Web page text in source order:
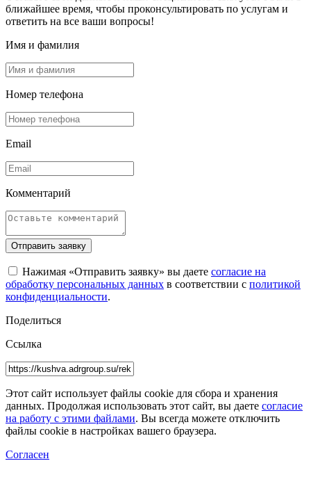
ближайшее время, чтобы проконсультировать по услугам и
ответить на все ваши вопросы!
Имя и фамилия
Номер телефона
Email
Комментарий
Отправить заявку
Нажимая «Отправить заявку» вы даете согласие на
обработку персональных данных в соответствии с политикой
конфиденциальности.
Поделиться
Ссылка
Этот сайт использует файлы cookie для сбора и хранения
данных. Продолжая использовать этот сайт, вы даете согласие
на работу с этими файлами. Вы всегда можете отключить
файлы cookie в настройках вашего браузера.
Согласен